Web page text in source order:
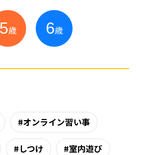
5歳 6歳
オンライン習い事
しつけ 室内遊び